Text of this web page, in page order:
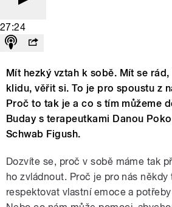
27:24
Mít hezký vztah k sobě. Mít se
klidu, věřit si. To je pro spoustu z
Proč to tak je a co s tím můžeme
Buday s terapeutkami Danou
Schwab Figush.
Dozvíte se, proč v sobě máme tak
ho zvládnout. Proč je pro nás
respektovat vlastní emoce a